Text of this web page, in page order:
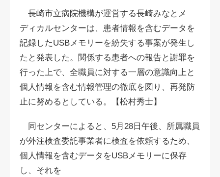
長崎市立病院機構が運営する長崎みなとメ
ディカルセンターは、患者情報を含むデータを
記録したUSBメモリーを紛失する事案が発生し
たと発表した。関係する患者への報告と謝罪を
行った上で、全職員に対する一層の意識向上と
個人情報を含む情報管理の徹底を図り、再発防
止に努めるとしている。【松村秀士】
同センターによると、5月28日午後、所属職員
が外注検査委託事業者に検査を依頼するため、
個人情報を含むデータをUSBメモリーに保存
し、それを